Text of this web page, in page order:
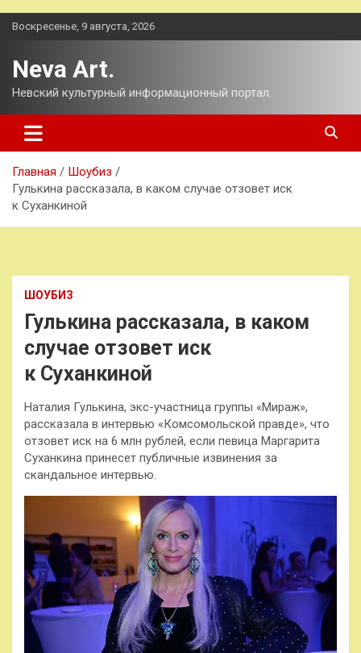
Перейти
Воскресенье, 9 августа, 2026
Neva Art.
Невский культурный информационный портал.
Главная
Шоубиз
Гулькина рассказала, в каком случае отзовет иск
к Суханкиной
ШОУБИЗ
Гулькина рассказала, в каком
случае отзовет иск
к Суханкиной
Наталия Гулькина, экс-участница группы «Мираж»,
рассказала в интервью «Комсомольской правде», что
отзовет иск на 6 млн рублей, если певица Маргарита
Суханкина принесет публичные извинения за
скандальное интервью.